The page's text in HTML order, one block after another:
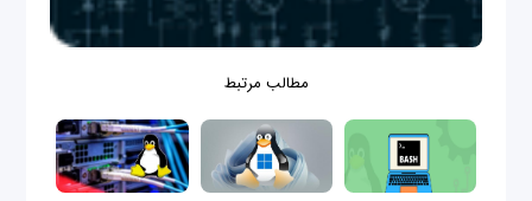
مطالب مرتبط